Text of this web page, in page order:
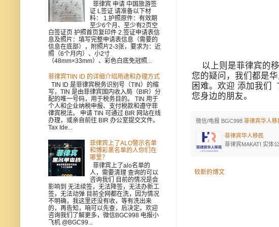
以上则是菲律宾的移
您的疑问，我们都是
困难。欢迎 添加我们
您身边的朋友。
微信/电报 BGC998 菲律宾华人移
菲律宾华人移民
菲律宾MAKATI 实体
较新的博文
菲律宾 申请 中国旅游签
证 L签证 请准备以下材
料： 1.护照原件：有效期
至少6个月、至少有2页空
白签证页 护照首页复印件 2.签证申请表信
息及照片：填写完整申请表信息（需要的
信息在底部），附照片2-3张，要求为：近
照（6个月内）、小2寸
（48mm×33mm）、彩色白底免冠照...
菲律宾TIIN ID 的详细介绍用途和办理方式
TIN ID 是菲律宾税务识别号（TIN）的缩
写，TIN 是由菲律宾国内收入局（BIR）分
配的唯一号码，用于税务目的。 TIN 用于
个人和企业纳税申报、支付税款和遵守菲
律宾税法。 申请 TIN 可通过 BIR 网站在线
办理，或亲自前往 BIR 办公室提交文件。
Tax Ide...
菲律宾上了ALO警示名单
和博彩黑名单的人你们在
哪里？
菲律宾上了alo名单的
人，需要清理 查询的可以
咨询我们 目前的情况是会
影响到 无法续签，无法降签，无法办新工
签，无法动弹 目前全网都在洗，因为情况
不明确，我这里还没有收，等有洗出来
的，再告知，咱可以先查，后决定。欢迎
咨询我们了解更多，微信BGC998 电报小
飞机 @BGC99...